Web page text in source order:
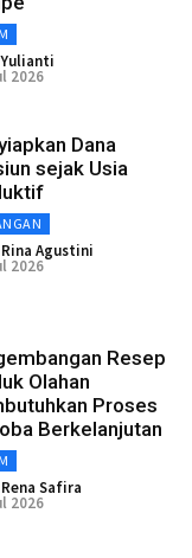
Yulianti
2026
Dana
sejak Usia
Rina Agustini
2026
Resep
Olahan
Proses
Berkelanjutan
Rena Safira
2026